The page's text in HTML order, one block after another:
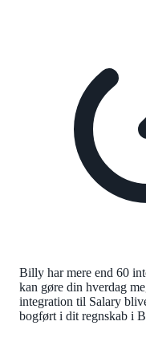
Billy har mere end 60
kan gøre din hverdag
integration til Salary
bogført i dit regnskab i